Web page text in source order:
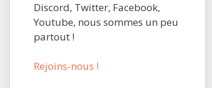
Discord, Twitter, Facebook,
Youtube, nous sommes un peu
partout !
Rejoins-nous !